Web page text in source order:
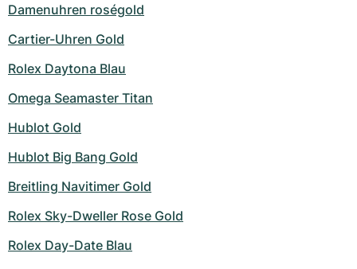
Damenuhren roségold
Cartier-Uhren Gold
Rolex Daytona Blau
Omega Seamaster Titan
Hublot Gold
Hublot Big Bang Gold
Breitling Navitimer Gold
Rolex Sky-Dweller Rose Gold
Rolex Day-Date Blau